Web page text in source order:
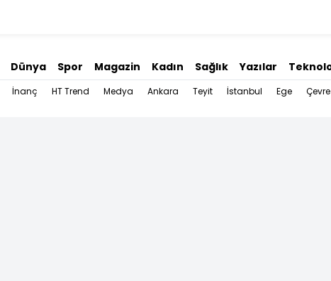
Dünya Spor Magazin Kadın Sağlık Yazılar
İnanç HT Trend Medya Ankara Teyit İstanbul Ege Çevre